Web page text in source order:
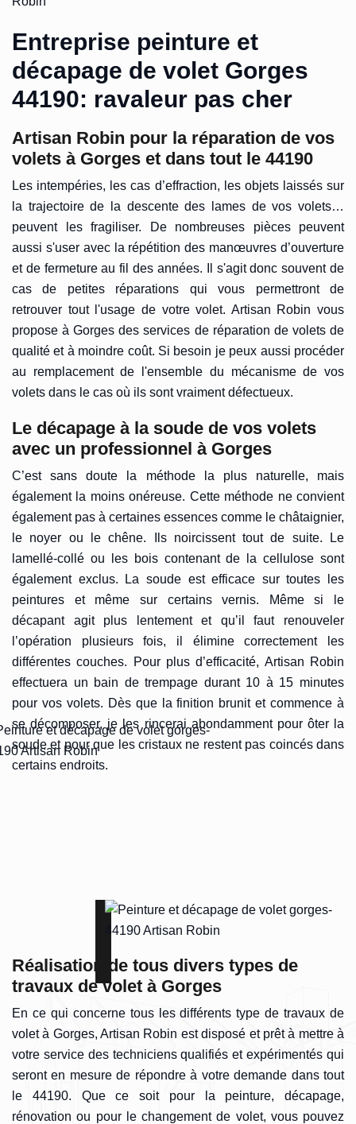
Entreprise peinture et
décapage de volet Gorges
44190: ravaleur pas cher
Artisan Robin pour la réparation de vos
volets à Gorges et dans tout le 44190
Les intempéries, les cas d’effraction, les objets laissés sur
la trajectoire de la descente des lames de vos volets…
peuvent les fragiliser. De nombreuses pièces peuvent
aussi s'user avec la répétition des manœuvres d’ouverture
et de fermeture au fil des années. Il s'agit donc souvent de
cas de petites réparations qui vous permettront de
retrouver tout l'usage de votre volet. Artisan Robin vous
propose à Gorges des services de réparation de volets de
qualité et à moindre coût. Si besoin je peux aussi procéder
au remplacement de l'ensemble du mécanisme de vos
volets dans le cas où ils sont vraiment défectueux.
Le décapage à la soude de vos volets
avec un professionnel à Gorges
C’est sans doute la méthode la plus naturelle, mais
également la moins onéreuse. Cette méthode ne convient
également pas à certaines essences comme le châtaignier,
le noyer ou le chêne. Ils noircissent tout de suite. Le
lamellé-collé ou les bois contenant de la cellulose sont
également exclus. La soude est efficace sur toutes les
peintures et même sur certains vernis. Même si le
décapant agit plus lentement et qu’il faut renouveler
l’opération plusieurs fois, il élimine correctement les
différentes couches. Pour plus d’efficacité, Artisan Robin
effectuera un bain de trempage durant 10 à 15 minutes
pour vos volets. Dès que la finition brunit et commence à
se décomposer, je les rincerai abondamment pour ôter la
soude et pour que les cristaux ne restent pas coincés dans
certains endroits.
Réalisation de tous divers types de
travaux de volet à Gorges
En ce qui concerne tous les différents type de travaux de
volet à Gorges, Artisan Robin est disposé et prêt à mettre à
votre service des techniciens qualifiés et expérimentés qui
seront en mesure de répondre à votre demande dans tout
le 44190. Que ce soit pour la peinture, décapage,
rénovation ou pour le changement de volet, vous pouvez